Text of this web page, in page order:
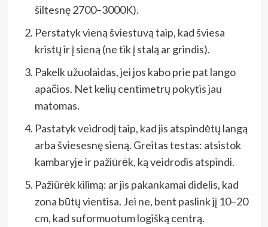
šiltesnę 2700–3000K).
Perstatyk vieną šviestuvą taip, kad šviesa
kristų ir į sieną (ne tik į stalą ar grindis).
Pakelk užuolaidas, jei jos kabo prie pat lango
apačios. Net kelių centimetrų pokytis jau
matomas.
Pastatyk veidrodį taip, kad jis atspindėtų langą
arba šviesesnę sieną. Greitas testas: atsistok
kambaryje ir pažiūrėk, ką veidrodis atspindi.
Pažiūrėk kilimą: ar jis pakankamai didelis, kad
zona būtų vientisa. Jei ne, bent paslink jį 10–20
cm, kad suformuotum logišką centrą.